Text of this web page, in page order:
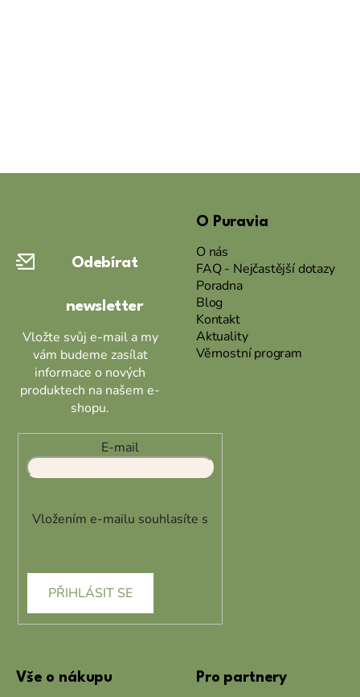
Odebírat
newsletter
Vložte svůj e-mail a my
vám budeme zasílat
informace o nových
produktech na našem e-
shopu.
E-mail
Vložením e-mailu souhlasíte s
PŘIHLÁSIT SE
O Puravia
O nás
FAQ - Nejčastější dotazy
Poradna
Blog
Kontakt
Aktuality
Věrnostní program
Vše o nákupu Pro partnery